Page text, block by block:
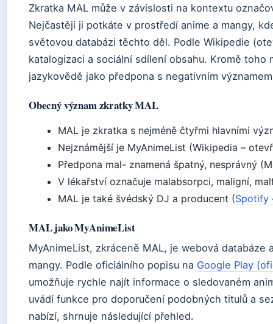
Zkratka MAL může v závislosti na kontextu
Nejčastěji ji potkáte v prostředí anime a mangy,
světovou databázi těchto děl. Podle Wikipedie
katalogizaci a sociální sdílení obsahu. Kromě toho
jazykovědě jako předpona s negativním
Obecný význam zkratky MAL
MAL je zkratka s nejméně čtyřmi hlavními
Nejznámější je MyAnimeList (Wikipedia –
Předpona mal- znamená špatný, nesprávný
V lékařství označuje malabsorpci, maligní,
MAL je také švédský DJ a producent (Spotify
MAL jako MyAnimeList
MyAnimeList, zkráceně MAL, je webová databáze
mangy. Podle oficiálního popisu na Google Play
umožňuje rychle najít informace o sledovaném
uvádí funkce pro doporučení podobných titulů a
nabízí, shrnuje následující přehled.